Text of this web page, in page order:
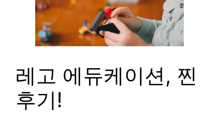
레고 에듀케이션, 찐
후기!